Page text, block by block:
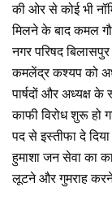
की ओर से कोई भी
मिलने के बाद कमल
नगर परिषद
कमलेंद्र कश्यप को
पार्षदों और अध्यक्ष
काफी विरोध शुरू हो
पद से इस्तीफा दे
हुमाशा जन सेवा का
लूटने और गुमराह